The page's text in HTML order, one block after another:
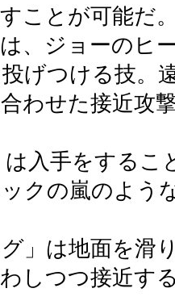
ことが可能だ
、ジョーのヒ
げつける技。
わせた接近攻
入手をするこ
クの嵐のよう
」は地面を滑
しつつ接近す